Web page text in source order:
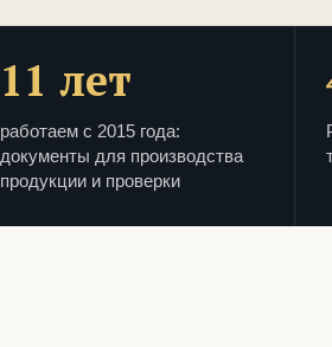
11 лет
работаем с 2015 года:
документы для производства
продукции и проверки